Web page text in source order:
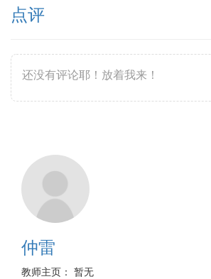
点评
还没有评论耶！放着我来！
仲雷
教师主页： 暂无